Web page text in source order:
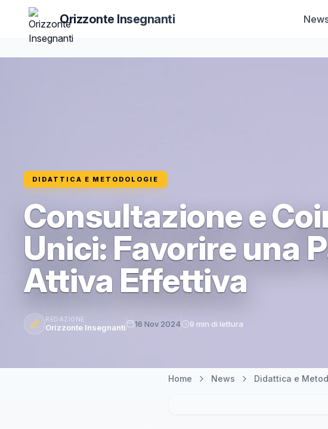
Orizzonte Insegnanti
DIDATTICA E METODOLOGIE
Consultazione e
Unici: Favorire una
Attiva Effettiva
REDAZIONE
Orizzonte Insegnanti 16 Nov 2024 9 min di lettura
Home News Didattica e